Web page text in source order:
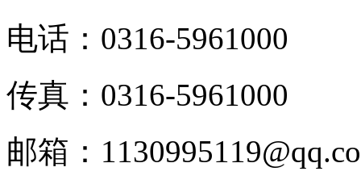
电话：0316-5961000
传真：0316-5961000
邮箱：